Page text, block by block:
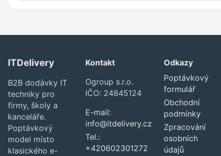
ITDelivery
B2B dodávky IT
techniky pro
firmy, školy a
kanceláře.
Poptávkový
model místo
klasického e-
Kontakt
Ogroup s.r.o.
IČO: 24845124
E-mail:
info@itdelivery.cz
Tel.:
+420602301272
Odkazy
Poptávkový
formulář
Obchodní
podmínky
Zpracování
osobních
údajů